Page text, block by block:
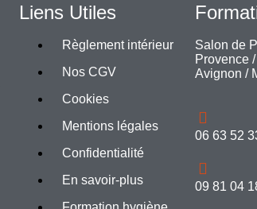
Liens Utiles
Règlement intérieur
Nos CGV
Cookies
Mentions légales
Confidentialité
En savoir-plus
Salon de
Provence /
Avignon /
06 63 52
09 81 04